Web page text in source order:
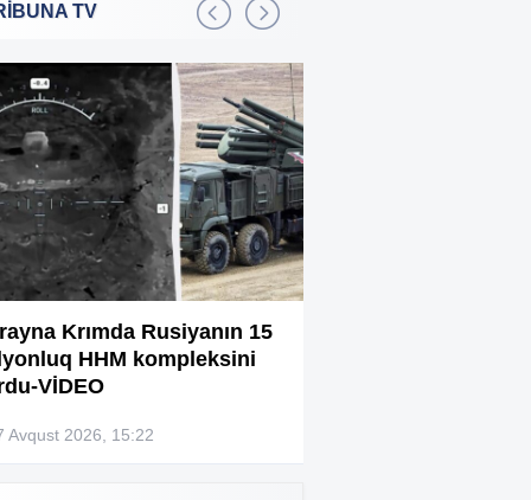
Bakıda 2,5 milyon manata
Sərdar Ortaç xəstəxanaya
yerləşdirilib?
Rüşvətdə təqsirləndirilən 3
vəzifəli şəxsin məhkəməsi
başlayır
“Həyat yoldaşın istəmirsə,
Kiberpolis əməliyyat keçirdi:
Xarici saytları ələ keçirən
TV
Krımda Rusiyanın 15
HHM kompleksini
VİDEO
Avqust 2026, 15:22